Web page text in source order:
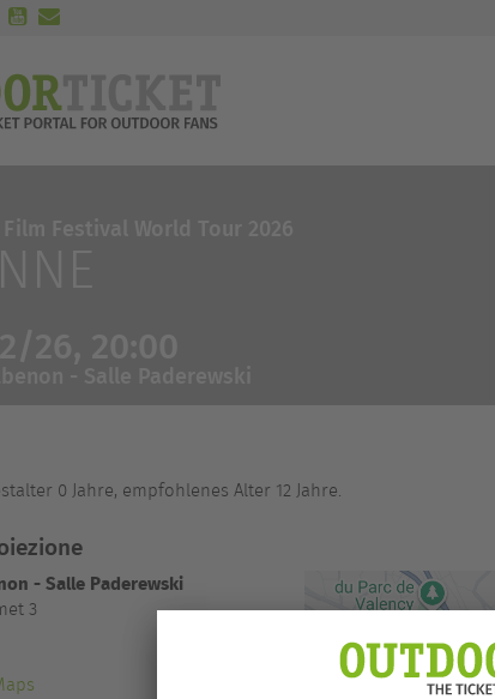
0 Jahre, empfohlenes Alter 12 Jahre.
- Salle Paderewski
3